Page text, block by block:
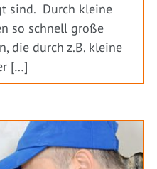
sind. Durch kleine
so schnell große
die durch z.B. kleine
[…]